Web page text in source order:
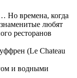
Но времена, когда
любят
ресторанов
(Le Chateau
и водными